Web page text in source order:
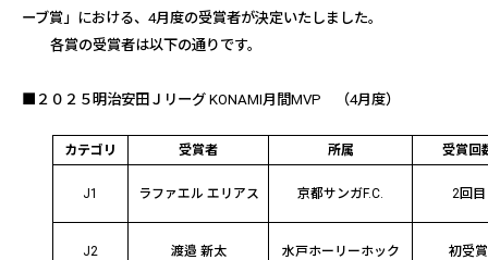
ーブ賞」における、4月度の受賞者が決定いたしました。
各賞の受賞者は以下の通りです。
■２０２５明治安田Ｊリーグ KONAMI月間MVP （4月度）
カテゴリ 受賞者 所属 受賞回
J1 ラファエル エリアス 京都サンガF.C. 2回目
J2 渡邉 新太 水戸ホーリーホック 初受賞